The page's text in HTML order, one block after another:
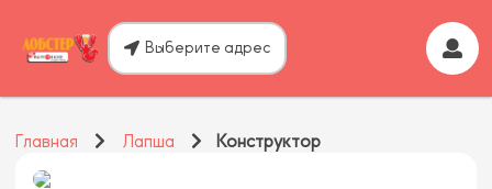
Выберите адрес
Главная Лапша Конструктор